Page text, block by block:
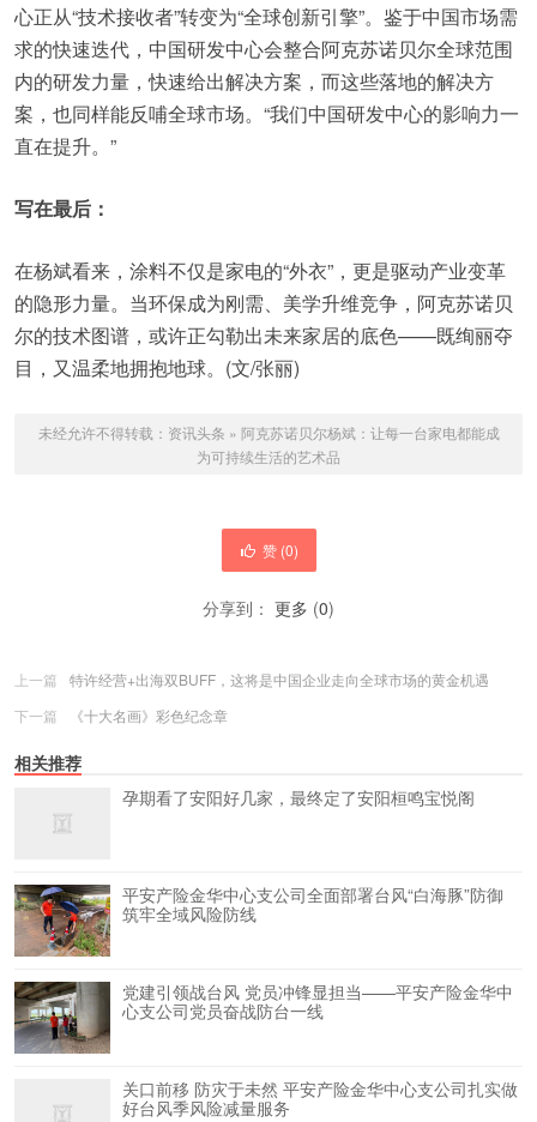
心正从“技术接收者”转变为“全球创新引擎”。鉴于中国市场需
求的快速迭代，中国研发中心会整合阿克苏诺贝尔全球范围
内的研发力量，快速给出解决方案，而这些落地的解决方
案，也同样能反哺全球市场。“我们中国研发中心的影响力一
直在提升。”
写在最后：
在杨斌看来，涂料不仅是家电的“外衣”，更是驱动产业变革
的隐形力量。当环保成为刚需、美学升维竞争，阿克苏诺贝
尔的技术图谱，或许正勾勒出未来家居的底色——既绚丽夺
目，又温柔地拥抱地球。(文/张丽)
未经允许不得转载： 资讯头条 » 阿克苏诺贝尔杨斌：让每一台家电都能成
为可持续生活的艺术品
赞 (0)
分享到： 更多 (0)
上一篇
特许经营+出海双BUFF，这将是中国企业走向全球市场的黄金机遇
下一篇
《十大名画》彩色纪念章
相关推荐
孕期看了安阳好几家，最终定了安阳桓鸣宝悦阁
平安产险金华中心支公司全面部署台风“白海豚”防御
筑牢全域风险防线
党建引领战台风 党员冲锋显担当——平安产险金华中
心支公司党员奋战防台一线
关口前移 防灾于未然 平安产险金华中心支公司扎实做
好台风季风险减量服务